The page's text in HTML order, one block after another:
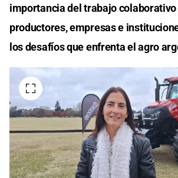
importancia del trabajo
productores, empresas e
los desafíos que enfrenta el agro